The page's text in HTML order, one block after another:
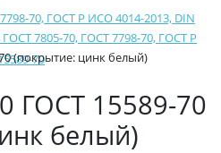
70, ГОСТ Р ИСО 4014-2013, DIN
7805-70, ГОСТ 7798-70, ГОСТ Р
70
(покрытие: цинк белый)
ГОСТ 15589-70
белый)